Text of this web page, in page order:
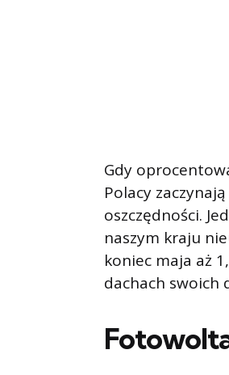
Gdy
Polacy
oszczędności.
naszym kraju
koniec maja aż
dachach swoich